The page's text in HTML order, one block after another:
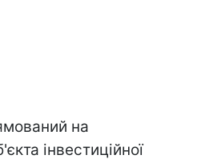
на
інвестиційної